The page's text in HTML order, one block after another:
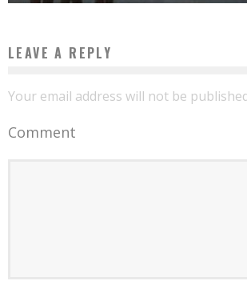
LEAVE A REPLY
Your email address will not be
Comment